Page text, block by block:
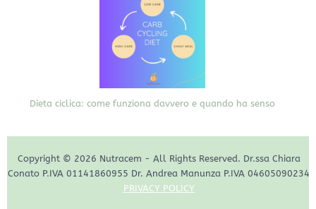
Dieta ciclica: come funziona davvero e quando ha senso
Copyright © 2026 Nutracem - All Rights Reserved. Dr.ssa Chiara
Conato P.IVA 01141860955 Dr. Andrea Manunza P.IVA 04605090234
PRIVACY POLICY